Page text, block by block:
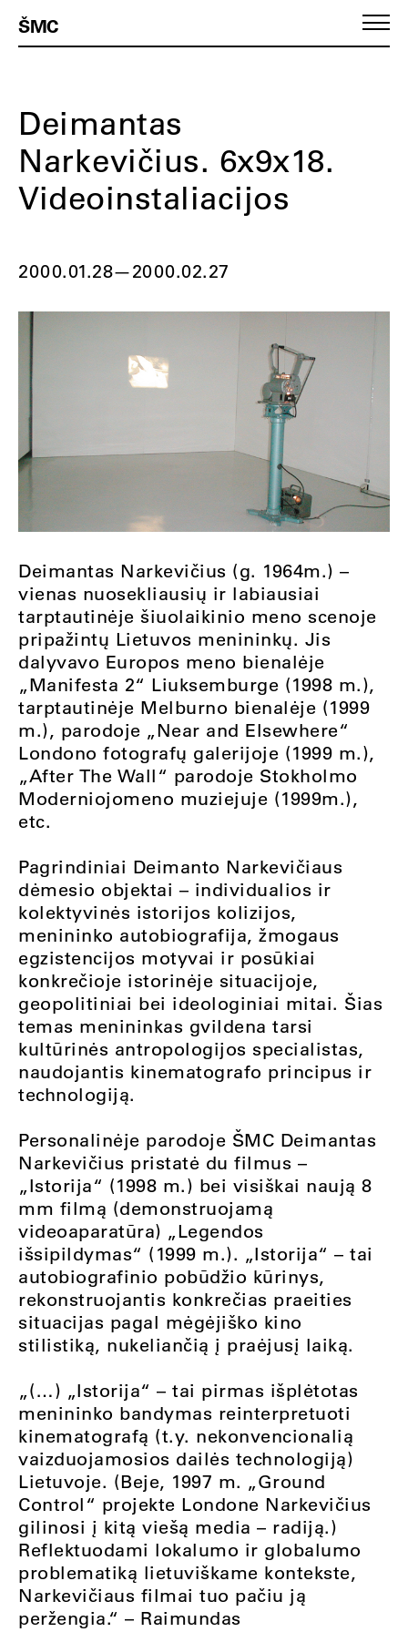
ŠMC
Deimantas
Narkevičius. 6x9x18.
Videoinstaliacijos
2000.01.28—2000.02.27
Deimantas Narkevičius (g. 1964m.) –
vienas nuosekliausių ir labiausiai
tarptautinėje šiuolaikinio meno scenoje
pripažintų Lietuvos menininkų. Jis
dalyvavo Europos meno bienalėje
„Manifesta 2“ Liuksemburge (1998 m.),
tarptautinėje Melburno bienalėje (1999
m.), parodoje „Near and Elsewhere“
Londono fotografų galerijoje (1999 m.),
„After The Wall“ parodoje Stokholmo
Moderniojomeno muziejuje (1999m.),
etc.
Pagrindiniai Deimanto Narkevičiaus
dėmesio objektai – individualios ir
kolektyvinės istorijos kolizijos,
menininko autobiografija, žmogaus
egzistencijos motyvai ir posūkiai
konkrečioje istorinėje situacijoje,
geopolitiniai bei ideologiniai mitai. Šias
temas menininkas gvildena tarsi
kultūrinės antropologijos specialistas,
naudojantis kinematografo principus ir
technologiją.
Personalinėje parodoje ŠMC Deimantas
Narkevičius pristatė du filmus –
„Istorija“ (1998 m.) bei visiškai naują 8
mm filmą (demonstruojamą
videoaparatūra) „Legendos
išsipildymas“ (1999 m.). „Istorija“ – tai
autobiografinio pobūdžio kūrinys,
rekonstruojantis konkrečias praeities
situacijas pagal mėgėjiško kino
stilistiką, nukeliančią į praėjusį laiką.
„(…) „Istorija“ – tai pirmas išplėtotas
menininko bandymas reinterpretuoti
kinematografą (t.y. nekonvencionalią
vaizduojamosios dailės technologiją)
Lietuvoje. (Beje, 1997 m. „Ground
Control“ projekte Londone Narkevičius
gilinosi į kitą viešą media – radiją.)
Reflektuodami lokalumo ir globalumo
problematiką lietuviškame kontekste,
Narkevičiaus filmai tuo pačiu ją
peržengia.“ – Raimundas